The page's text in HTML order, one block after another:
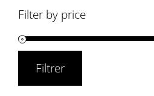
Filter by price
Filtrer